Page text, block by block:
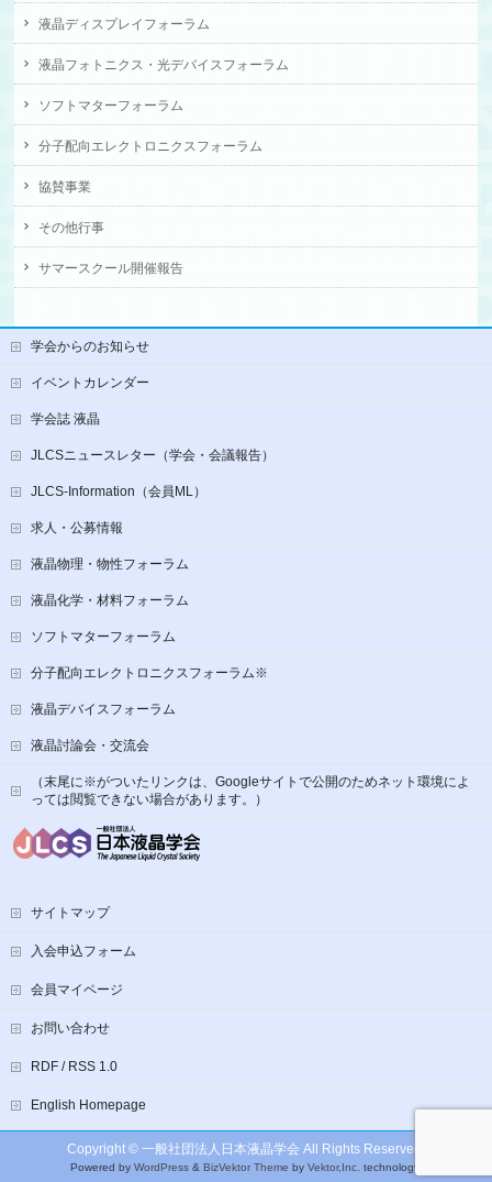
液晶ディスプレイフォーラム
液晶フォトニクス・光デバイスフォーラム
ソフトマターフォーラム
分子配向エレクトロニクスフォーラム
協賛事業
その他行事
サマースクール開催報告
学会からのお知らせ
イベントカレンダー
学会誌 液晶
JLCSニュースレター（学会・会議報告）
JLCS-Information（会員ML）
求人・公募情報
液晶物理・物性フォーラム
液晶化学・材料フォーラム
ソフトマターフォーラム
分子配向エレクトロニクスフォーラム※
液晶デバイスフォーラム
液晶討論会・交流会
（末尾に※がついたリンクは、Googleサイトで公開のためネット環境によ
っては閲覧できない場合があります。）
サイトマップ
入会申込フォーム
会員マイページ
お問い合わせ
RDF / RSS 1.0
English Homepage
Copyright © 一般社団法人日本液晶学会 All Rights Reserved.
Powered by WordPress& BizVektor Theme by Vektor,Inc. technology.